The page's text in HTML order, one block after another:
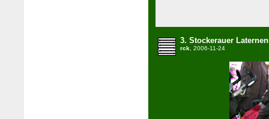
3. Stockerauer
rck, 2006-11-24